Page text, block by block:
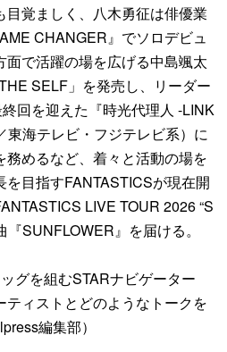
覚ましく、八木勇征は俳優業
CHANGER』でソロデビュ
で活躍の場を広げる中島颯太
SELF」を発売し、リーダー
回を迎えた『時光代理人 -LINK
東海テレビ・フジテレビ系）に
めるなど、着々と活動の場を
目指すFANTASTICSが現在開
LIVE TOUR 2026 “S
SUNFLOWER』を届ける。
グを組むSTARナビゲーター
ィストとどのようなトークを
編集部）